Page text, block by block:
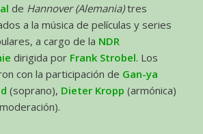
de Hannover (Alemania)tres
a la música de películas y series
a cargo de la NDR
dirigida por Frank Strobel. Los
con la participación de Gan-ya
(soprano), Dieter Kropp (armónica)